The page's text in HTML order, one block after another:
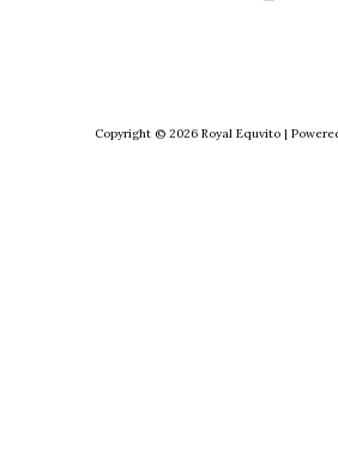
Copyright © 2026 Royal Equvito |